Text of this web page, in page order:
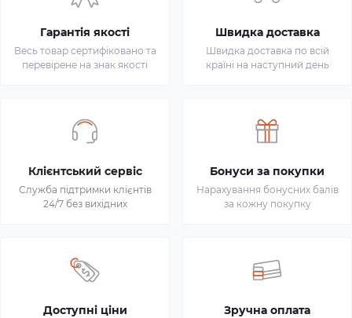
Гарантія якості
Весь товар сертифіковано та
перевірене на знак якості
Швидка доставка
Швидка доставка по всій
країні на наступний день
Клієнтський сервіс
Служба підтримки клієнтів
24/7 без вихідних
Бонуси за покупки
Нарахування бонусних балів
за кожну покупку
Доступні ціни Зручна оплата